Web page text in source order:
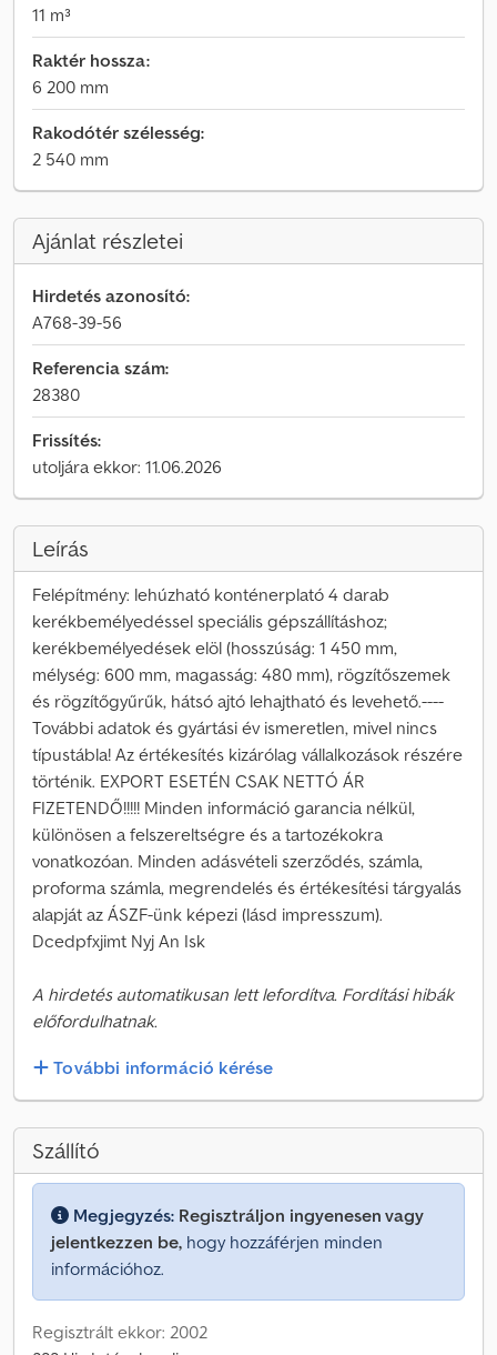
11 m³
Raktér hossza:
6 200 mm
Rakodótér szélesség:
2 540 mm
Ajánlat részletei
Hirdetés azonosító:
A768-39-56
Referencia szám:
28380
Frissítés:
utoljára ekkor: 11.06.2026
Leírás
Felépítmény: lehúzható konténerplató 4 darab
kerékbemélyedéssel speciális gépszállításhoz;
kerékbemélyedések elöl (hosszúság: 1 450 mm,
mélység: 600 mm, magasság: 480 mm), rögzítőszemek
és rögzítőgyűrűk, hátsó ajtó lehajtható és levehető.----
További adatok és gyártási év ismeretlen, mivel nincs
típustábla! Az értékesítés kizárólag vállalkozások részére
történik. EXPORT ESETÉN CSAK NETTÓ ÁR
FIZETENDŐ!!!!! Minden információ garancia nélkül,
különösen a felszereltségre és a tartozékokra
vonatkozóan. Minden adásvételi szerződés, számla,
proforma számla, megrendelés és értékesítési tárgyalás
alapját az ÁSZF-ünk képezi (lásd impresszum).
Dcedpfxjimt Nyj An Isk
A hirdetés automatikusan lett lefordítva. Fordítási hibák
előfordulhatnak.
További információ kérése
Szállító
Megjegyzés: Regisztráljon ingyenesen vagy
jelentkezzen be, hogy hozzáférjen minden
információhoz.
Regisztrált ekkor: 2002